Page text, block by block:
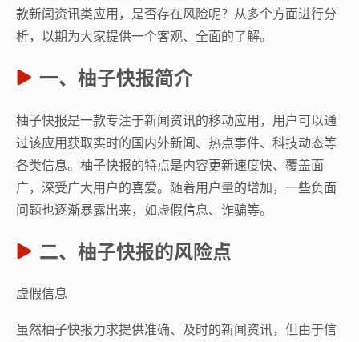
款新闻资讯类应用，是否存在风险呢？从多个方面进行分
析，以期为大家提供一个客观、全面的了解。
一、柚子快报简介
柚子快报是一款专注于新闻资讯的移动应用，用户可以通
过该应用获取实时的国内外新闻、热点事件、科技动态等
各类信息。柚子快报的特点是内容更新速度快、覆盖面
广，深受广大用户的喜爱。随着用户量的增加，一些负面
问题也逐渐暴露出来，如虚假信息、诈骗等。
二、柚子快报的风险点
虚假信息
虽然柚子快报力求提供准确、及时的新闻资讯，但由于信